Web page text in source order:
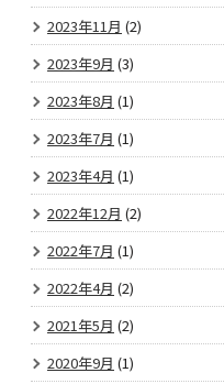
2023年11月 (2)
2023年9月 (3)
2023年8月 (1)
2023年7月 (1)
2023年4月 (1)
2022年12月 (2)
2022年7月 (1)
2022年4月 (2)
2021年5月 (2)
2020年9月 (1)